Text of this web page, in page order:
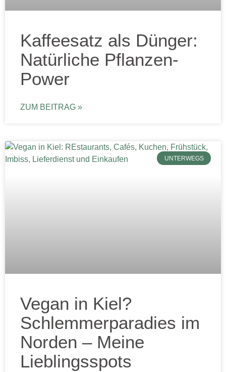
Kaffeesatz als Dünger:
Natürliche Pflanzen-
Power
ZUM BEITRAG »
UNTERWEGS
Vegan in Kiel?
Schlemmerparadies im
Norden – Meine
Lieblingsspots